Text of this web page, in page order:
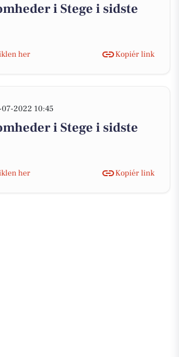
i Stege i sidste
her Kopiér link
2022 10:45
i Stege i sidste
her Kopiér link